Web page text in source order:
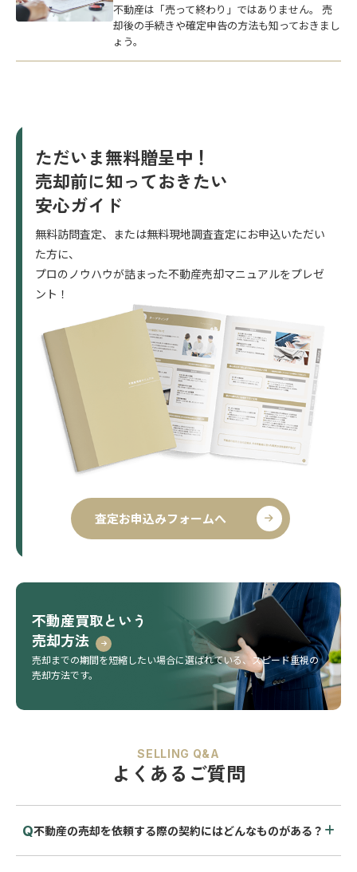
不動産は「売って終わり」ではありません。 売
却後の手続きや確定申告の方法も知っておきまし
ょう。
ただいま無料贈呈中！
売却前に知っておきたい
安心ガイド
無料訪問査定、または無料現地調査査定にお申込いただい
た方に、
プロのノウハウが詰まった不動産売却マニュアルをプレゼ
ント！
査定お申込みフォームへ
不動産買取という
売却方法
売却までの期間を短縮したい場合に選ばれている、 スピード重視の
売却方法です。
SELLING Q&A
よくあるご質問
不動産の売却を依頼する際の契約にはどんなものがある？